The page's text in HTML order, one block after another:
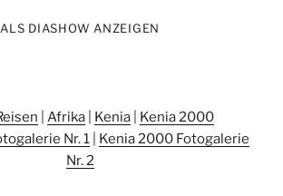
ALS DIASHOW ANZEIGEN
Afrika| Kenia| Kenia 2000
Nr. 1
Kenia 2000 Fotogalerie
Nr. 2